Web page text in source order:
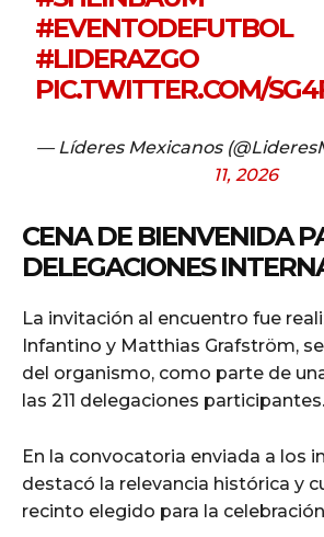
#EVENTODEFUTBOL
#LIDERAZGO
PIC.TWITTER.COM/
— Líderes Mexicanos
11, 2026
CENA DE BIENVENIDA
DELEGACIONES
La invitación al encuentro fue
Infantino y Matthias Grafström,
del organismo, como parte de
las 211 delegaciones participantes.
En la convocatoria enviada a los
destacó la relevancia histórica y
recinto elegido para la